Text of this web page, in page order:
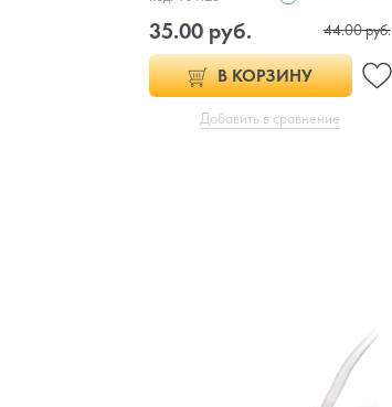
35.00 руб. 44.00 руб.
В КОРЗИНУ
Добавить в сравнение